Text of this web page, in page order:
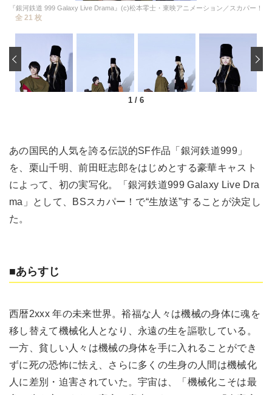
『銀河鉄道 999 Galaxy Live Drama』(c)松本零士・東映アニメーション／スカパー！
全 21 枚
1 / 6
‹
あの国民的人気を誇る伝説的SF作品「銀河鉄道999」
を、栗山千明、前田旺志郎をはじめとする豪華キャスト
によって、初の実写化。「銀河鉄道999 Galaxy Live Dra
ma」として、BSスカパー！で“生放送”することが決定し
た。
■あらすじ
西暦2xxx 年の未来世界。裕福な人々は機械の身体に魂を
移し替えて機械化人となり、永遠の生を謳歌している。
一方、貧しい人々は機械の身体を手に入れることができ
ずに死の恐怖に怯え、さらに多くの生身の人間は機械化
人に差別・迫害されていた。宇宙は、「機械化こそは最